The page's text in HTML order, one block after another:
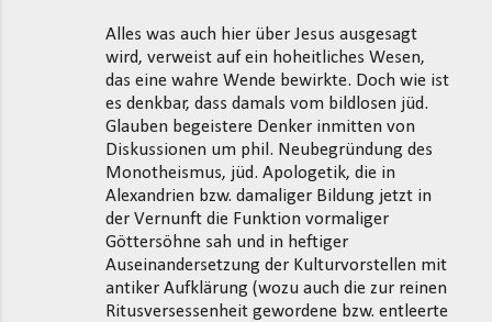
Alles was auch hier über Jesus ausgesagt
wird, verweist auf ein hoheitliches Wesen,
das eine wahre Wende bewirkte. Doch wie ist
es denkbar, dass damals vom bildlosen jüd.
Glauben begeistere Denker inmitten von
Diskussionen um phil. Neubegründung des
Monotheismus, jüd. Apologetik, die in
Alexandrien bzw. damaliger Bildung jetzt in
der Vernunft die Funktion vormaliger
Göttersöhne sah und in heftiger
Auseinandersetzung der Kulturvorstellen mit
antiker Aufklärung (wozu auch die zur reinen
Ritusversessenheit gewordene bzw. entleerte